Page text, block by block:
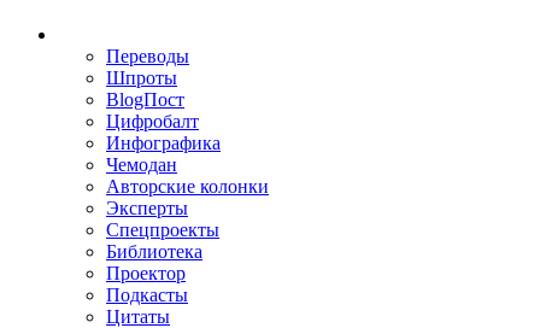
Переводы
Шпроты
BlogПост
Цифробалт
Инфографика
Чемодан
Авторские колонки
Эксперты
Спецпроекты
Библиотека
Проектор
Подкасты
Цитаты